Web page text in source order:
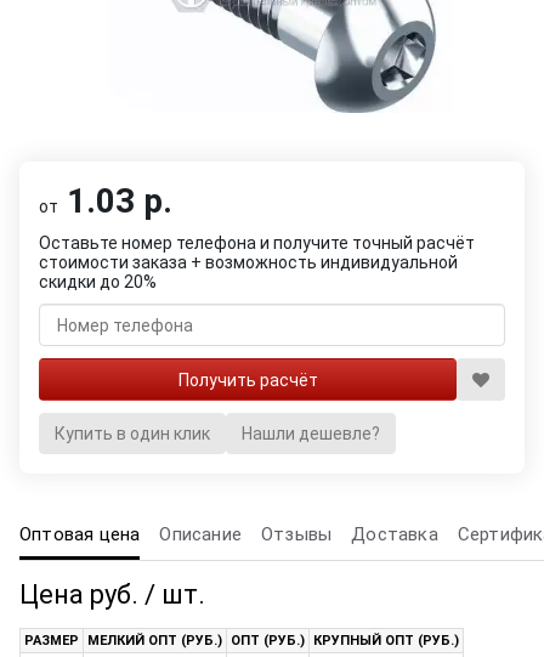
от 1.03 р.
Оставьте номер телефона и получите точный расчёт
стоимости заказа + возможность индивидуальной
скидки до 20%
Купить в один клик Нашли дешевле?
Оптовая цена Описание Отзывы Доставка
Цена руб. / шт.
РАЗМЕР МЕЛКИЙ ОПТ (РУБ.) ОПТ (РУБ.) КРУПНЫЙ ОПТ (РУБ.)